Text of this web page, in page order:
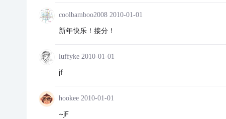
coolbamboo2008 2010-01-01
新年快乐！接分！
luffyke 2010-01-01
jf
hookee 2010-01-01
~jF